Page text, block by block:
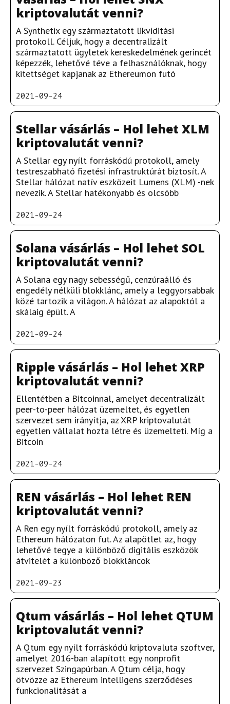
kriptovalutát venni?
A Synthetix egy származtatott likviditási
protokoll. Céljuk, hogy a decentralizált
származtatott ügyletek kereskedelmének gerincét
képezzék, lehetővé téve a felhasználóknak, hogy
kitettséget kapjanak az Ethereumon futó
2021-09-24
Stellar vásárlás – Hol lehet XLM
kriptovalutát venni?
A Stellar egy nyílt forráskódú protokoll, amely
testreszabható fizetési infrastruktúrát biztosít. A
Stellar hálózat natív eszközeit Lumens (XLM) -nek
nevezik. A Stellar hatékonyabb és olcsóbb
2021-09-24
Solana vásárlás – Hol lehet SOL
kriptovalutát venni?
A Solana egy nagy sebességű, cenzúraálló és
engedély nélküli blokklánc, amely a leggyorsabbak
közé tartozik a világon. A hálózat az alapoktól a
skálaig épült. A
2021-09-24
Ripple vásárlás – Hol lehet XRP
kriptovalutát venni?
Ellentétben a Bitcoinnal, amelyet decentralizált
peer-to-peer hálózat üzemeltet, és egyetlen
szervezet sem irányítja, az XRP kriptovalutát
egyetlen vállalat hozta létre és üzemelteti. Míg a
Bitcoin
2021-09-24
REN vásárlás – Hol lehet REN
kriptovalutát venni?
A Ren egy nyílt forráskódú protokoll, amely az
Ethereum hálózaton fut. Az alapötlet az, hogy
lehetővé tegye a különböző digitális eszközök
átvitelét a különböző blokkláncok
2021-09-23
Qtum vásárlás – Hol lehet QTUM
kriptovalutát venni?
A Qtum egy nyílt forráskódú kriptovaluta szoftver,
amelyet 2016-ban alapított egy nonprofit
szervezet Szingapúrban. A Qtum célja, hogy
ötvözze az Ethereum intelligens szerződéses
funkcionalitását a